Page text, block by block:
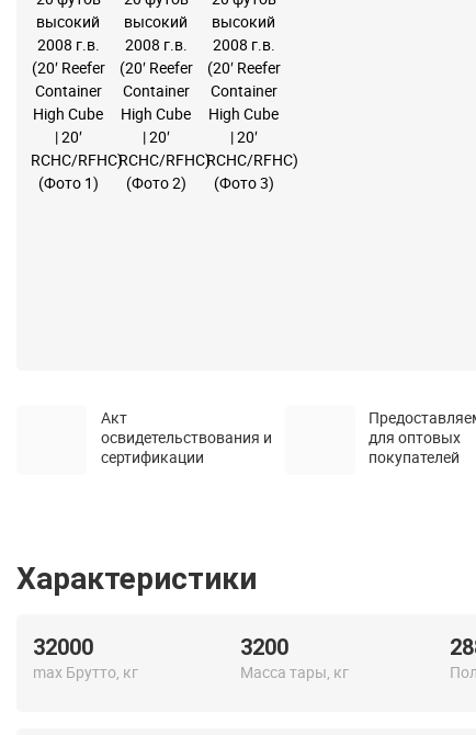
Акт
освидетельствования и
сертификации
для оптовых
покупателей
Характеристики
32000
max Брутто, кг
3200
Масса тары, кг